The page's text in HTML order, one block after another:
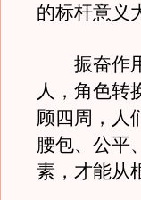
的标杆意义
振奋作用
人，角色转
顾四周，人
腰包、公平
素，才能从